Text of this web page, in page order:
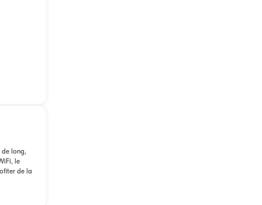
de long,
le
de la